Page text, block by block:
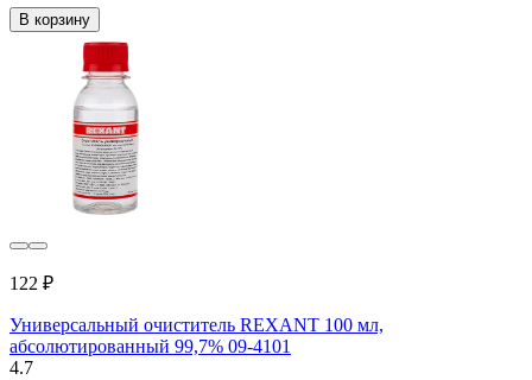
В корзину
122 ₽
Универсальный очиститель REXANT 100 мл,
абсолютированный 99,7% 09-4101
4.7